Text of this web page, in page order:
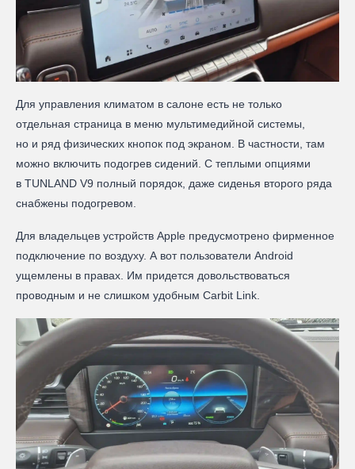
Для управления климатом в салоне есть не только
отдельная страница в меню мультимедийной системы,
но и ряд физических кнопок под экраном. В частности, там
можно включить подогрев сидений. С теплыми опциями
в TUNLAND V9 полный порядок, даже сиденья второго ряда
снабжены подогревом.
Для владельцев устройств Apple предусмотрено фирменное
подключение по воздуху. А вот пользователи Android
ущемлены в правах. Им придется довольствоваться
проводным и не слишком удобным Carbit Link.